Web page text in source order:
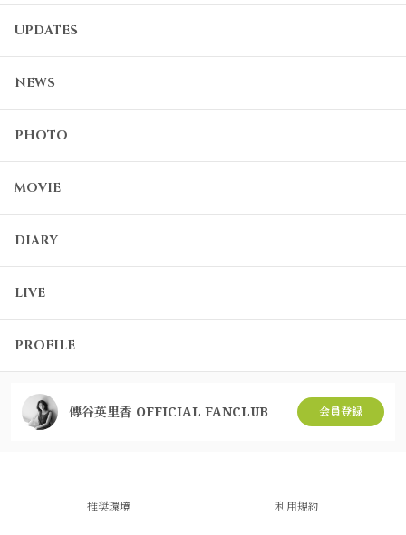
UPDATES
NEWS
PHOTO
MOVIE
DIARY
LIVE
PROFILE
傳谷英里香 OFFICIAL FANCLUB 会員登録
推奨環境 利用規約